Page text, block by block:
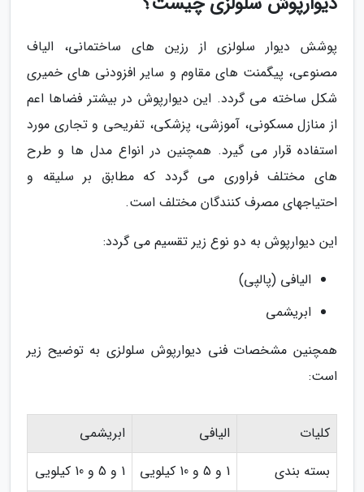
پوشش دیوار سلولزی از رزین های ساختمانی، الیاف
مصنوعی، پیگمنت های مقاوم و سایر افزودنی های خمیری
شکل ساخته می گردد. این دیوارپوش در بیشتر فضاها اعم
از منازل مسکونی، آموزشی، پزشکی، تفریحی و تجاری مورد
استفاده قرار می گیرد. همچنین در انواع مدل ها و طرح
های مختلف فراوری می گردد که مطابق بر سلیقه و
احتیاجهای مصرف کنندگان مختلف است.
این دیوارپوش به دو نوع زیر تقسیم می گردد:
الیافی (پالپی)
ابریشمی
همچنین مشخصات فنی دیوارپوش سلولزی به توضیح زیر
است:
کلیات الیافی
ابریشمی
بسته بندی
1 و 5 و 10 کیلویی
1 و 5 و 10 کیلویی